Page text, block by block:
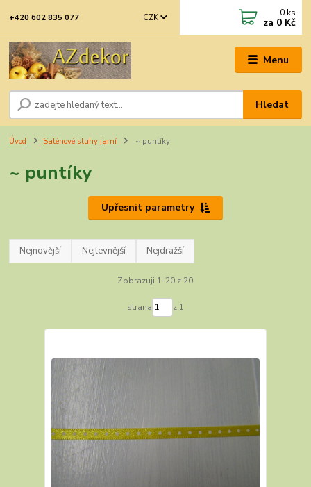
Menu
CZK
Hledat
+420 602 835 077 0 ks
za 0 Kč
Úvod Saténové stuhy jarní ~ puntíky
~ puntíky
Upřesnit parametry
Nejnovější Nejlevnější Nejdražší
Zobrazuji 1-20 z 20
strana z 1